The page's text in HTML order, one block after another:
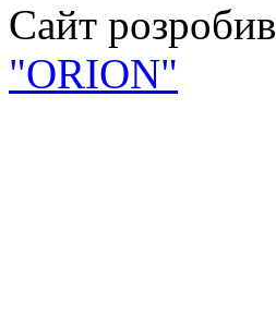
Сайт розробив
"ORION"